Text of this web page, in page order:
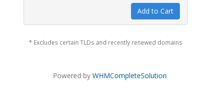
Add to Cart
* Excludes certain TLDs and recently renewed domains
Powered by WHMCompleteSolution